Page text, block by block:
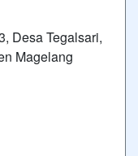
Desa Tegalsari,
Magelang